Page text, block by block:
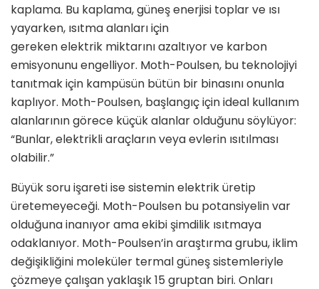
kaplama. Bu kaplama, güneş enerjisi toplar ve ısı
yayarken, ısıtma alanları için
gereken elektrik miktarını azaltıyor ve karbon
emisyonunu engelliyor. Moth-Poulsen, bu teknolojiyi
tanıtmak için kampüsün bütün bir binasını onunla
kaplıyor. Moth-Poulsen, başlangıç için ideal kullanım
alanlarının görece küçük alanlar olduğunu söylüyor:
“Bunlar, elektrikli araçların veya evlerin ısıtılması
olabilir.”
Büyük soru işareti ise sistemin elektrik üretip
üretemeyeceği. Moth-Poulsen bu potansiyelin var
olduğuna inanıyor ama ekibi şimdilik ısıtmaya
odaklanıyor. Moth-Poulsen’in araştırma grubu, iklim
değişikliğini moleküler termal güneş sistemleriyle
çözmeye çalışan yaklaşık 15 gruptan biri. Onları